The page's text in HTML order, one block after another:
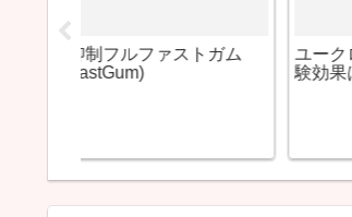
美白サプリのBIHAKUEN
WHITURE(ビハクエンホワイ